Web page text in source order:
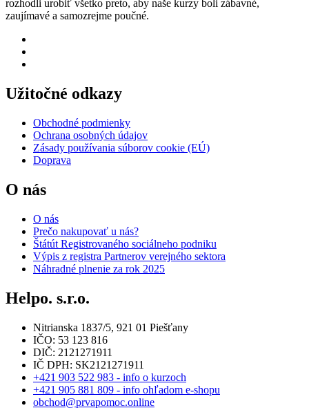
rozhodli urobiť všetko preto, aby naše kurzy boli zábavné,
zaujímavé a samozrejme poučné.
Užitočné odkazy
Obchodné podmienky
Ochrana osobných údajov
Zásady používania súborov cookie (EÚ)
Doprava
O nás
O nás
Prečo nakupovať u nás?
Štátút Registrovaného sociálneho podniku
Výpis z registra Partnerov verejného sektora
Náhradné plnenie za rok 2025
Helpo. s.r.o.
Nitrianska 1837/5, 921 01 Piešťany
IČO: 53 123 816
DIČ: 2121271911
IČ DPH: SK2121271911
+421 903 522 983 - info o kurzoch
+421 905 881 809 - info ohľadom e-shopu
obchod@prvapomoc.online